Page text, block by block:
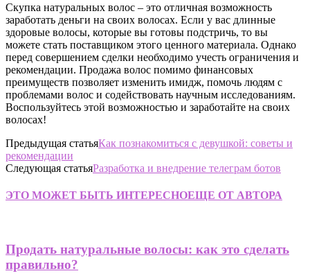
Скупка натуральных волос – это отличная возможность
заработать деньги на своих волосах. Если у вас длинные
здоровые волосы, которые вы готовы подстричь, то вы
можете стать поставщиком этого ценного материала. Однако
перед совершением сделки необходимо учесть ограничения и
рекомендации. Продажа волос помимо финансовых
преимуществ позволяет изменить имидж, помочь людям с
проблемами волос и содействовать научным исследованиям.
Воспользуйтесь этой возможностью и заработайте на своих
волосах!
Предыдущая статьяКак познакомиться с девушкой: советы и
рекомендации
Следующая статьяРазработка и внедрение телеграм ботов
ЭТО МОЖЕТ БЫТЬ ИНТЕРЕСНОЕЩЕ ОТ АВТОРА
Продать натуральные волосы: как это сделать
правильно?